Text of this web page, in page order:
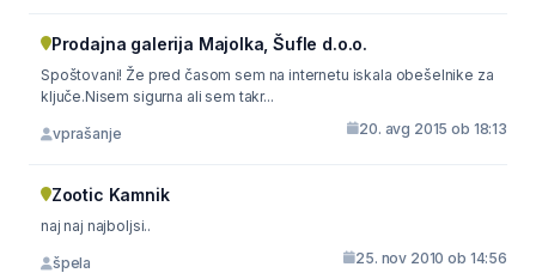
Prodajna galerija Majolka, Šufle d.o.o.
Spoštovani! Že pred časom sem na internetu iskala obešelnike za
ključe.Nisem sigurna ali sem takr...
vprašanje 20. avg 2015 ob 18:13
Zootic Kamnik
naj naj najboljsi..
špela 25. nov 2010 ob 14:56